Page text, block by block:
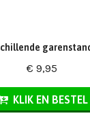
€ 9,95
KLIK EN BESTEL